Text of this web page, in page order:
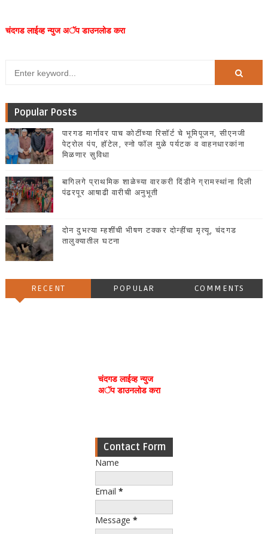
चंदगड लाईव्ह न्युज अॅप डाउनलोड करा
Popular Posts
पारगड मार्गावर पाच कोटींच्या रिसॉर्ट चे भूमिपूजन, सीएनजी
पेट्रोल पंप, हॉटेल, स्नो फॉल मुळे पर्यटक व वाहनधारकांना
मिळणार सुविधा
बागिलगे प्राथमिक शाळेच्या वारकरी दिंडीने ग्रामस्थांना दिली
पंढरपूर आषाढी वारीची अनुभूती
दोन दुभत्या म्हशींची भीषण टक्कर दोन्हींचा मृत्यू, चंदगड
तालुक्यातील घटना
RECENT POPULAR COMMENTS
चंदगड लाईव्ह न्युज
अॅप डाउनलोड करा
Contact Form
Name
Email *
Message *